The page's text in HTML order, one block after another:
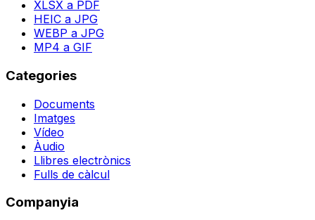
XLSX a PDF
HEIC a JPG
WEBP a JPG
MP4 a GIF
Categories
Documents
Imatges
Vídeo
Àudio
Llibres electrònics
Fulls de càlcul
Companyia